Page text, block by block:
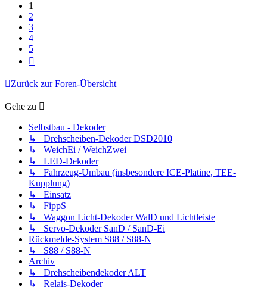
1
2
3
4
5
Zurück zur Foren-Übersicht
Gehe zu
Selbstbau - Dekoder
↳ Drehscheiben-Dekoder DSD2010
↳ WeichEi / WeichZwei
↳ LED-Dekoder
↳ Fahrzeug-Umbau (insbesondere ICE-Platine, TEE-
Kupplung)
↳ Einsatz
↳ FippS
↳ Waggon Licht-Dekoder WalD und Lichtleiste
↳ Servo-Dekoder SanD / SanD-Ei
Rückmelde-System S88 / S88-N
↳ S88 / S88-N
Archiv
↳ Drehscheibendekoder ALT
↳ Relais-Dekoder